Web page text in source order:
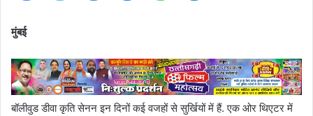
मुंबई
बॉलीवुड डीवा कृति सेनन इन दिनों कई वजहों से सुर्खियों में हैं. एक ओर थिएटर में